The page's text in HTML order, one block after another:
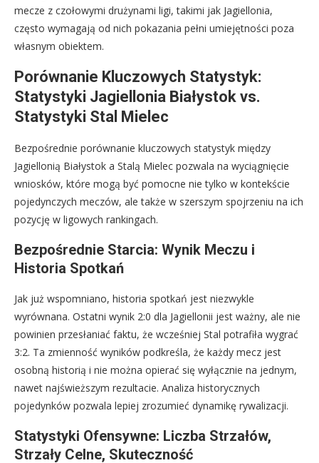
mecze z czołowymi drużynami ligi, takimi jak Jagiellonia,
często wymagają od nich pokazania pełni umiejętności poza
własnym obiektem.
Porównanie Kluczowych Statystyk:
Statystyki Jagiellonia Białystok vs.
Statystyki Stal Mielec
Bezpośrednie porównanie kluczowych statystyk między
Jagiellonią Białystok a Stalą Mielec pozwala na wyciągnięcie
wniosków, które mogą być pomocne nie tylko w kontekście
pojedynczych meczów, ale także w szerszym spojrzeniu na ich
pozycję w ligowych rankingach.
Bezpośrednie Starcia: Wynik Meczu i
Historia Spotkań
Jak już wspomniano, historia spotkań jest niezwykle
wyrównana. Ostatni wynik 2:0 dla Jagiellonii jest ważny, ale nie
powinien przesłaniać faktu, że wcześniej Stal potrafiła wygrać
3:2. Ta zmienność wyników podkreśla, że każdy mecz jest
osobną historią i nie można opierać się wyłącznie na jednym,
nawet najświeższym rezultacie. Analiza historycznych
pojedynków pozwala lepiej zrozumieć dynamikę rywalizacji.
Statystyki Ofensywne: Liczba Strzałów,
Strzały Celne, Skuteczność